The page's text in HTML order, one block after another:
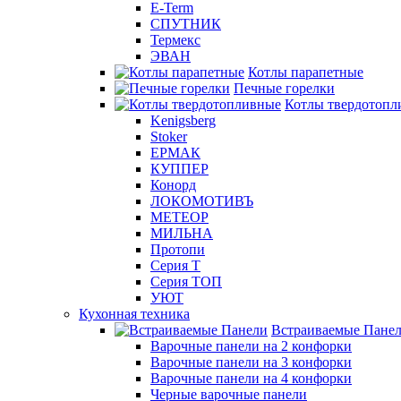
E-Term
СПУТНИК
Термекс
ЭВАН
Котлы парапетные
Печные горелки
Котлы
Kenigsberg
Stoker
ЕРМАК
КУППЕР
Конорд
ЛОКОМОТИВЪ
МЕТЕОР
МИЛЬНА
Протопи
Серия Т
Серия ТОП
УЮТ
Кухонная техника
Встраиваемые
Варочные панели на 2 конфорки
Варочные панели на 3 конфорки
Варочные панели на 4 конфорки
Черные варочные панели